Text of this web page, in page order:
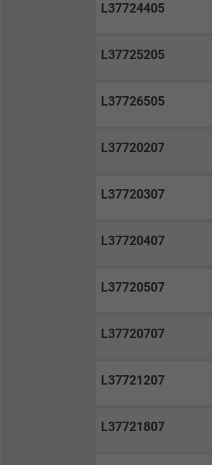
L37724405
L37725205
L37726505
L37720207
L37720307
L37720407
L37720507
L37720707
L37721207
L37721807